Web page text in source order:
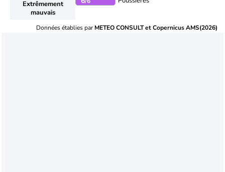
Extrêmement
mauvais
Données établies parMETEO CONSULT et Copernicus AMS(2026)